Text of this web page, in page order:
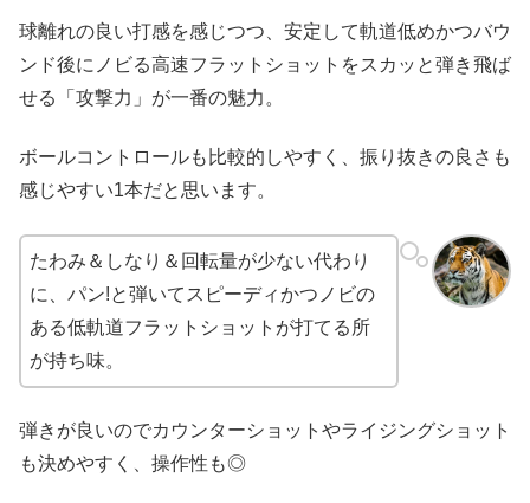
球離れの良い打感を感じつつ、安定して軌道低めかつバウ
ンド後にノビる高速フラットショットをスカッと弾き飛ば
せる「攻撃力」が一番の魅力。
ボールコントロールも比較的しやすく、振り抜きの良さも
感じやすい1本だと思います。
たわみ＆しなり＆回転量が少ない代わり
に、パン!と弾いてスピーディかつノビの
ある低軌道フラットショットが打てる所
が持ち味。
弾きが良いのでカウンターショットやライジングショット
も決めやすく、操作性も◎